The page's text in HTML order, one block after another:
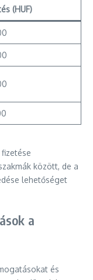
(HUF)
között, de a
lehetőséget
a
és